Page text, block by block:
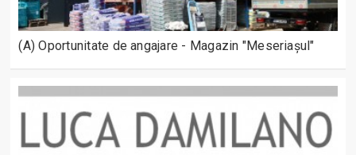
(A) Oportunitate de angajare - Magazin "Meseriașul"